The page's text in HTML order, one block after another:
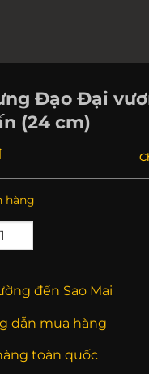
Đạo Đại
(24 cm)
hàng
đến Sao Mai
dẫn mua hàng
toàn quốc